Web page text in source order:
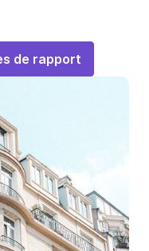
de rapport